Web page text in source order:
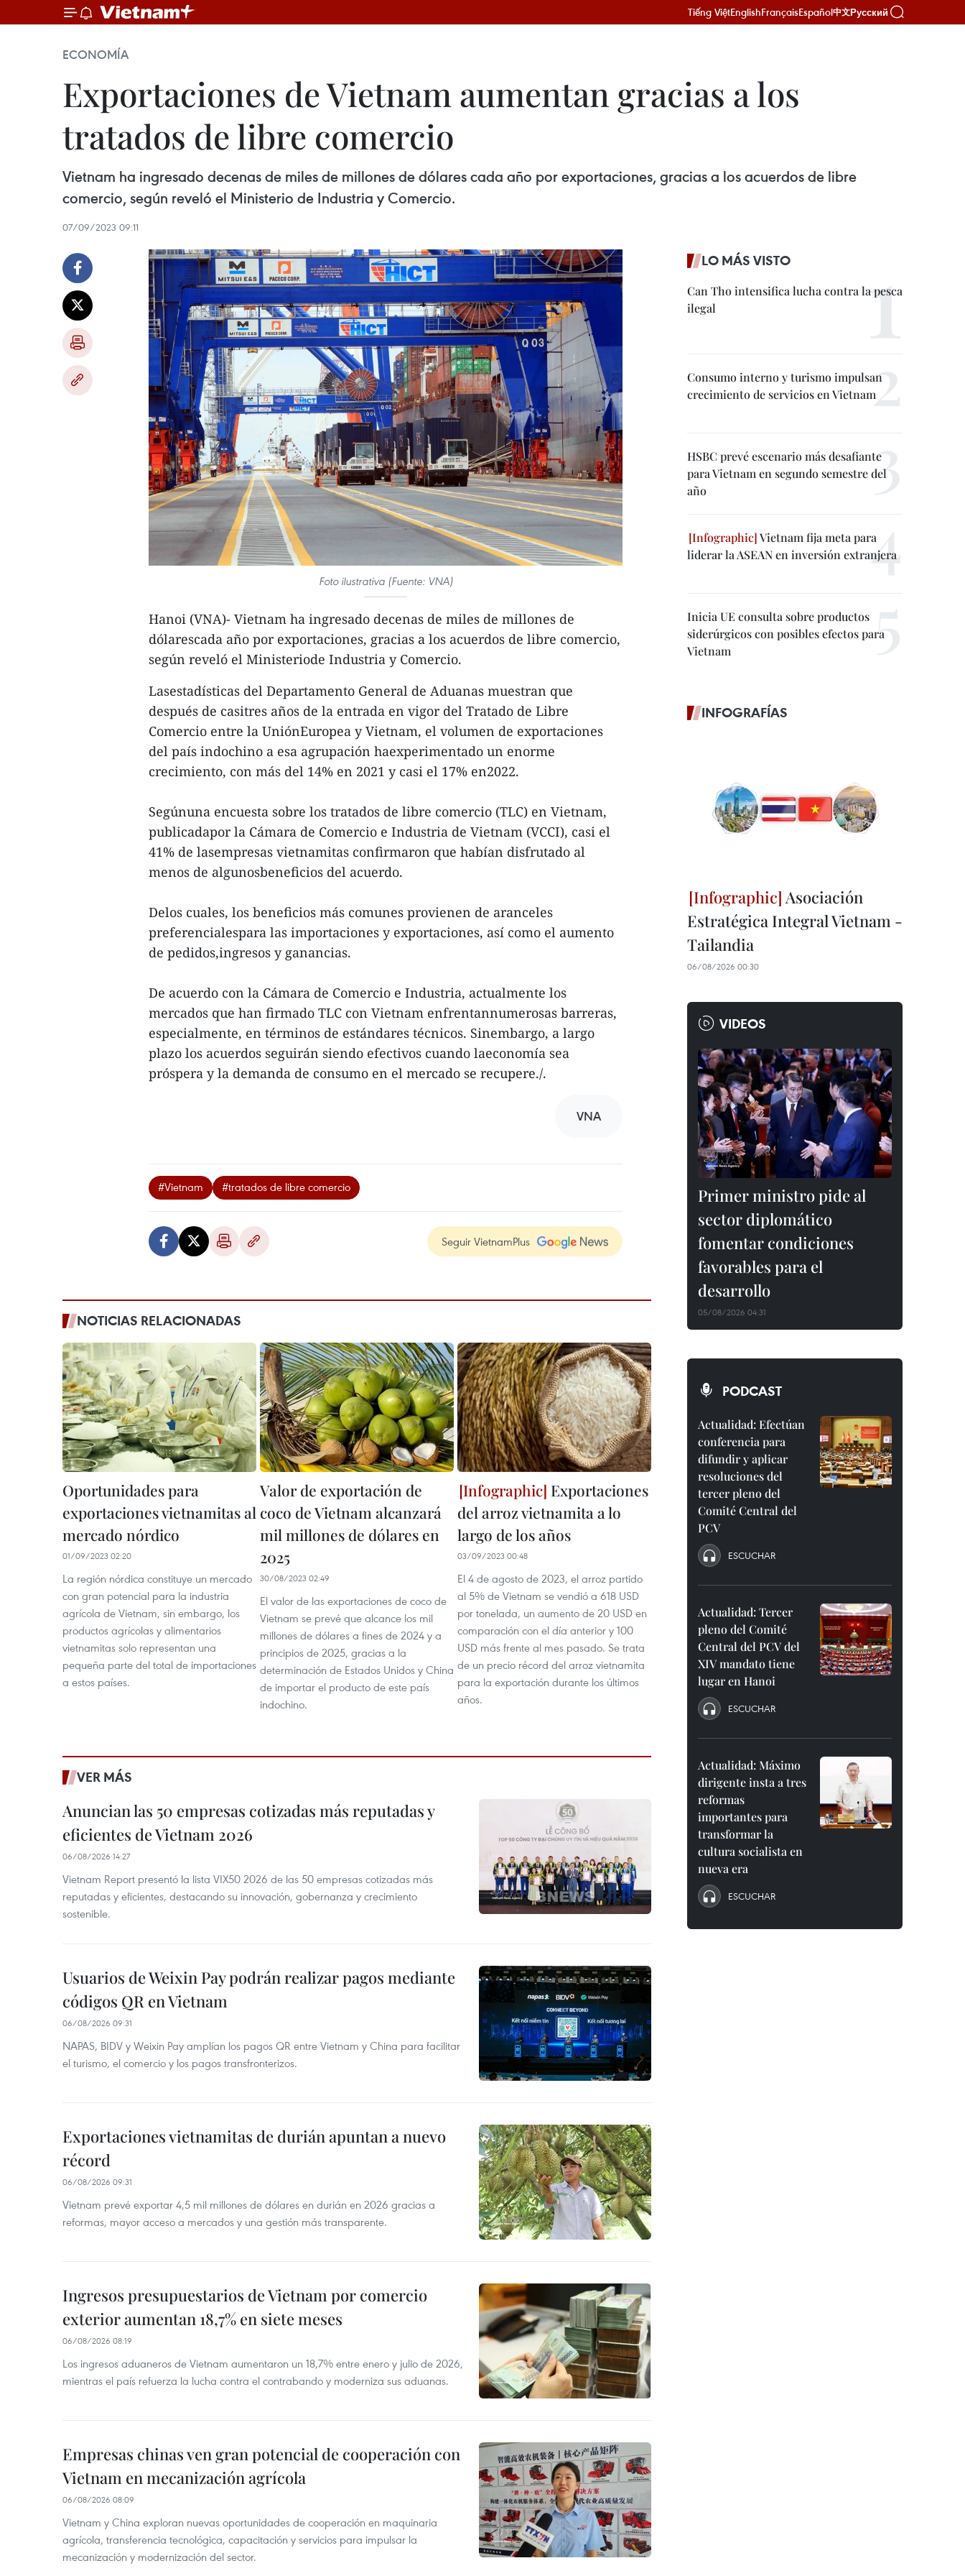
Tiếng ViệtEnglishFrançaisEspañol中文Русский
ECONOMÍA
Exportaciones de Vietnam aumentan gracias a los
tratados de libre comercio
Vietnam ha ingresado decenas de miles de millones de dólares cada año por exportaciones, gracias a los acuerdos de libre
comercio, según reveló el Ministerio de Industria y Comercio.
07/09/2023 09:11
Foto ilustrativa (Fuente: VNA)
Hanoi (VNA)- Vietnam ha ingresado decenas de miles de millones de
dólarescada año por exportaciones, gracias a los acuerdos de libre comercio,
según reveló el Ministeriode Industria y Comercio.
Lasestadísticas del Departamento General de Aduanas muestran que
después de casitres años de la entrada en vigor del Tratado de Libre
Comercio entre la UniónEuropea y Vietnam, el volumen de exportaciones
del país indochino a esa agrupación haexperimentado un enorme
crecimiento, con más del 14% en 2021 y casi el 17% en2022.
Segúnuna encuesta sobre los tratados de libre comercio (TLC) en Vietnam,
publicadapor la Cámara de Comercio e Industria de Vietnam (VCCI), casi el
41% de lasempresas vietnamitas confirmaron que habían disfrutado al
menos de algunosbeneficios del acuerdo.
Delos cuales, los beneficios más comunes provienen de aranceles
preferencialespara las importaciones y exportaciones, así como el aumento
de pedidos,ingresos y ganancias.
De acuerdo con la Cámara de Comercio e Industria, actualmente los
mercados que han firmado TLC con Vietnam enfrentannumerosas barreras,
especialmente, en términos de estándares técnicos. Sinembargo, a largo
plazo los acuerdos seguirán siendo efectivos cuando laeconomía sea
próspera y la demanda de consumo en el mercado se recupere./.
VNA
#Vietnam #tratados de libre comercio
Seguir VietnamPlus
NOTICIAS RELACIONADAS
Oportunidades para
exportaciones vietnamitas al
mercado nórdico
01/09/2023 02:20
La región nórdica constituye un mercado
con gran potencial para la industria
agrícola de Vietnam, sin embargo, los
productos agrícolas y alimentarios
vietnamitas solo representan una
pequeña parte del total de importaciones
a estos países.
Valor de exportación de
coco de Vietnam alcanzará
mil millones de dólares en
2025
30/08/2023 02:49
El valor de las exportaciones de coco de
Vietnam se prevé que alcance los mil
millones de dólares a fines de 2024 y a
principios de 2025, gracias a la
determinación de Estados Unidos y China
de importar el producto de este país
indochino.
Exportaciones
del arroz vietnamita a lo
largo de los años
03/09/2023 00:48
El 4 de agosto de 2023, el arroz partido
al 5% de Vietnam se vendió a 618 USD
por tonelada, un aumento de 20 USD en
comparación con el día anterior y 100
USD más frente al mes pasado. Se trata
de un precio récord del arroz vietnamita
para la exportación durante los últimos
años.
VER MÁS
Anuncian las 50 empresas cotizadas más reputadas y
eficientes de Vietnam 2026
06/08/2026 14:27
Vietnam Report presentó la lista VIX50 2026 de las 50 empresas cotizadas más
reputadas y eficientes, destacando su innovación, gobernanza y crecimiento
sostenible.
Usuarios de Weixin Pay podrán realizar pagos mediante
códigos QR en Vietnam
06/08/2026 09:31
NAPAS, BIDV y Weixin Pay amplían los pagos QR entre Vietnam y China para facilitar
el turismo, el comercio y los pagos transfronterizos.
Exportaciones vietnamitas de durián apuntan a nuevo
récord
06/08/2026 09:31
Vietnam prevé exportar 4,5 mil millones de dólares en durián en 2026 gracias a
reformas, mayor acceso a mercados y una gestión más transparente.
Ingresos presupuestarios de Vietnam por comercio
exterior aumentan 18,7% en siete meses
06/08/2026 08:19
Los ingresos aduaneros de Vietnam aumentaron un 18,7% entre enero y julio de 2026,
mientras el país refuerza la lucha contra el contrabando y moderniza sus aduanas.
Empresas chinas ven gran potencial de cooperación con
Vietnam en mecanización agrícola
06/08/2026 08:09
Vietnam y China exploran nuevas oportunidades de cooperación en maquinaria
agrícola, transferencia tecnológica, capacitación y servicios para impulsar la
mecanización y modernización del sector.
LO MÁS VISTO
Can Tho intensifica lucha contra la pesca
ilegal
Consumo interno y turismo impulsan
crecimiento de servicios en Vietnam
HSBC prevé escenario más desafiante
para Vietnam en segundo semestre del
año
Vietnam fija meta para
liderar la ASEAN en inversión extranjera
Inicia UE consulta sobre productos
siderúrgicos con posibles efectos para
Vietnam
INFOGRAFÍAS
Asociación
Estratégica Integral Vietnam -
Tailandia
06/08/2026 00:30
VIDEOS
Primer ministro pide al
sector diplomático
fomentar condiciones
favorables para el
desarrollo
05/08/2026 04:31
PODCAST
Actualidad: Efectúan
conferencia para
difundir y aplicar
resoluciones del
tercer pleno del
Comité Central del
PCV
ESCUCHAR
Actualidad: Tercer
pleno del Comité
Central del PCV del
XIV mandato tiene
lugar en Hanoi
ESCUCHAR
Actualidad: Máximo
dirigente insta a tres
reformas
importantes para
transformar la
cultura socialista en
nueva era
ESCUCHAR